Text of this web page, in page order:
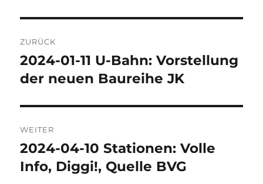
ZURÜCK
Vorheriger
Beitrag:
2024-01-11 U-Bahn: Vorstellung
der neuen Baureihe JK
WEITER
Nächster
Beitrag:
2024-04-10 Stationen: Volle
Info, Diggi!, Quelle BVG